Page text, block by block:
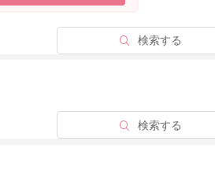
検索する
検索する